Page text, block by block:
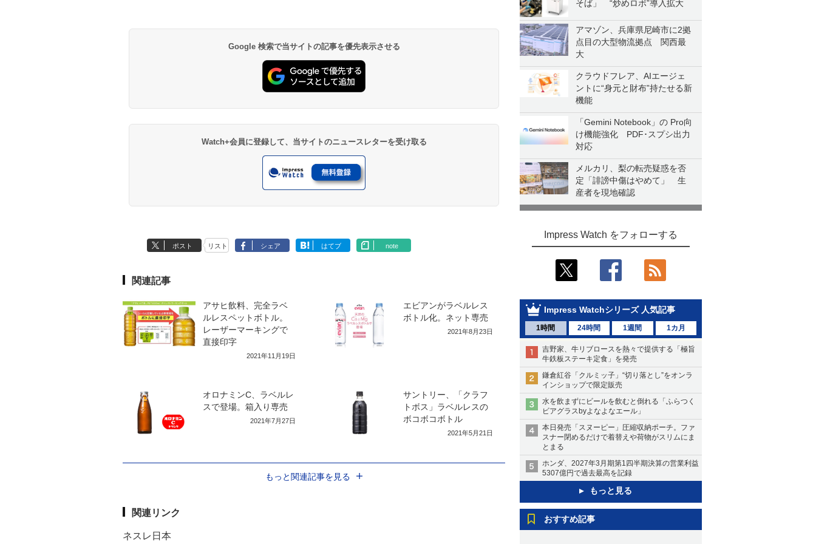
そば」 “炒めロボ”導入拡大
アマゾン、兵庫県尼崎市に2拠
点目の大型物流拠点 関西最
大
クラウドフレア、AIエージェ
ントに“身元と財布”持たせる新
機能
「Gemini Notebook」の Pro向
け機能強化 PDF･スプシ出力
対応
メルカリ、梨の転売疑惑を否
定「誹謗中傷はやめて」 生
産者を現地確認
Impress Watch をフォローする
Impress Watchシリーズ 人気記事
1時間 24時間 1週間 1カ月
吉野家、牛リブロースを熱々で提供する「極旨
牛鉄板ステーキ定食」を発売
鎌倉紅谷「クルミッ子」“切り落とし”をオンラ
インショップで限定販売
水を飲まずにビールを飲むと倒れる「ふらつく
ビアグラスbyよなよなエール」
本日発売「スヌーピー」圧縮収納ポーチ。ファ
スナー閉めるだけで着替えや荷物がスリムにま
とまる
ホンダ、2027年3月期第1四半期決算の営業利益
5307億円で過去最高を記録
もっと見る
おすすめ記事
Google 検索で当サイトの記事を優先表示させる
Watch+会員に登録して、当サイトのニュースレターを受け取る
ポスト リスト シェア はてブ note
関連記事
アサヒ飲料、完全ラベ
ルレスペットボトル。
レーザーマーキングで
直接印字
2021年11月19日
エビアンがラベルレス
ボトル化。ネット専売
2021年8月23日
オロナミンC、ラベルレ
スで登場。箱入り専売
2021年7月27日
サントリー、「クラフ
トボス」ラベルレスの
ボコボコボトル
2021年5月21日
もっと関連記事を見る
関連リンク
ネスレ日本